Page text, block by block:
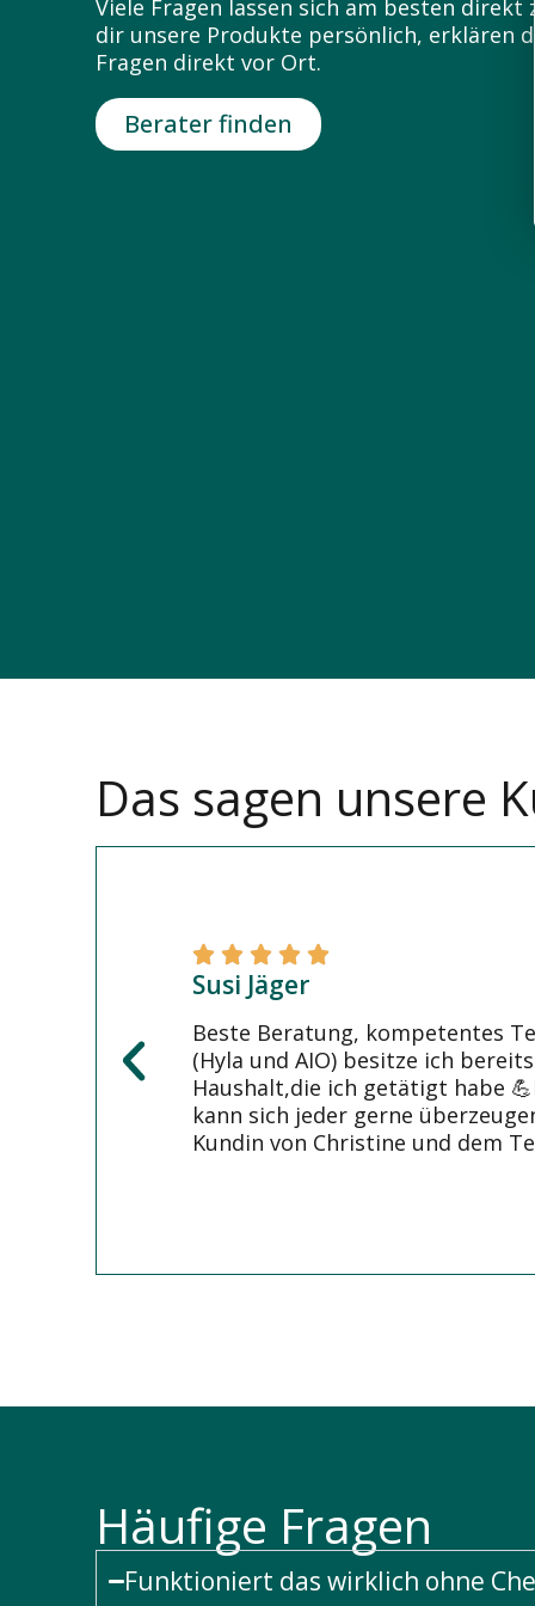
Viele Fragen lassen sich am besten
dir unsere Produkte persönlich, erklären
Fragen direkt vor Ort.
Berater finden
Das sagen unsere
Susi Jäger
Beste Beratung, kompetentes
(Hyla und AIO) besitze ich
Haushalt,die ich getätigt habe
kann sich jeder gerne
Kundin von Christine und dem
Häufige Fragen
Funktioniert das wirklich ohne